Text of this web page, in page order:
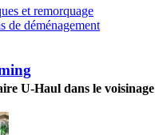
et remorquage
de déménagement
U-Haul dans le voisinage